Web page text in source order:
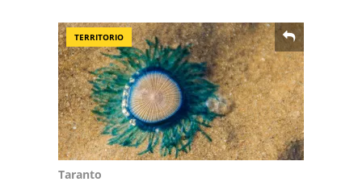
TERRITORIO
Taranto